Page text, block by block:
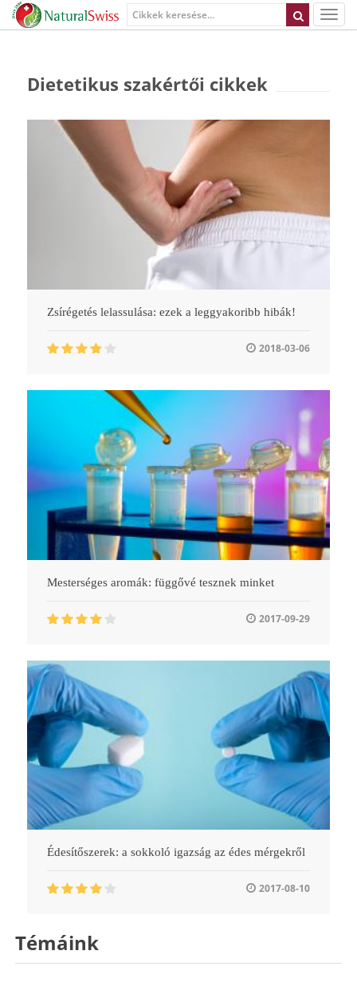
Dietetikus szakértői cikkek
Zsírégetés lelassulása: ezek a leggyakoribb hibák!
2018-03-06
Mesterséges aromák: függővé tesznek minket
2017-09-29
Édesítőszerek: a sokkoló igazság az édes mérgekről
2017-08-10
Témáink